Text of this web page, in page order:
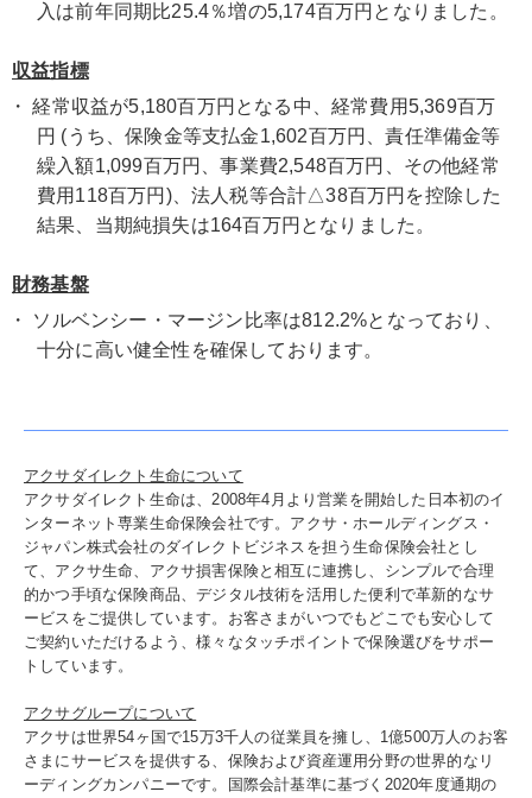
入は前年同期比25.4％増の5,174百万円となりました。
収益指標
・ 経常収益が5,180百万円となる中、経常費用5,369百万
円 (うち、保険金等支払金1,602百万円、責任準備金等
繰入額1,099百万円、事業費2,548百万円、その他経常
費用118百万円)、法人税等合計△38百万円を控除した
結果、当期純損失は164百万円となりました。
財務基盤
・ ソルベンシー・マージン比率は812.2%となっており、
十分に高い健全性を確保しております。
アクサダイレクト生命について
アクサダイレクト生命は、2008年4月より営業を開始した日本初のイ
ンターネット専業生命保険会社です。アクサ・ホールディングス・
ジャパン株式会社のダイレクトビジネスを担う生命保険会社とし
て、アクサ生命、アクサ損害保険と相互に連携し、シンプルで合理
的かつ手頃な保険商品、デジタル技術を活用した便利で革新的なサ
ービスをご提供しています。お客さまがいつでもどこでも安心して
ご契約いただけるよう、様々なタッチポイントで保険選びをサポー
トしています。
アクサグループについて
アクサは世界54ヶ国で15万3千人の従業員を擁し、1億500万人のお客
さまにサービスを提供する、保険および資産運用分野の世界的なリ
ーディングカンパニーです。国際会計基準に基づく2020年度通期の